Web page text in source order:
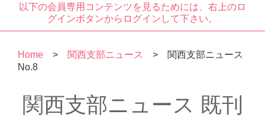
以下の会員専用コンテンツを見るためには、右上のロ
グインボタンからログインして下さい。
Home > 関西支部ニュース
> 関西支部ニュース
No.8
関西支部ニュース 既刊